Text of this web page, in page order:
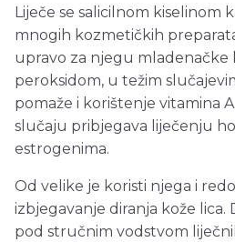
Liječe se salicilnom kiselinom
mnogih kozmetičkih
upravo za njegu mladenačke
peroksidom, u težim
pomaže i korištenje vitamina
slučaju pribjegava liječenju
estrogenima.
Od velike je koristi njega i
izbjegavanje diranja kože
pod stručnim vodstvom